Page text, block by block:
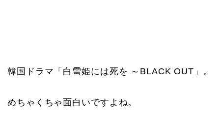
韓国ドラマ「白雪姫には死を ～BLACK OUT」。
めちゃくちゃ面白いですよね。